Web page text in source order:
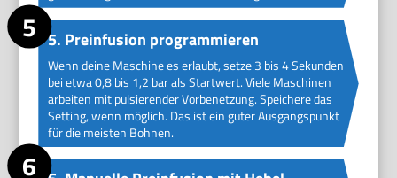
5. Preinfusion programmieren
Wenn deine Maschine es erlaubt, setze 3 bis 4 Sekunden
bei etwa 0,8 bis 1,2 bar als Startwert. Viele Maschinen
arbeiten mit pulsierender Vorbenetzung. Speichere das
Setting, wenn möglich. Das ist ein guter Ausgangspunkt
für die meisten Bohnen.